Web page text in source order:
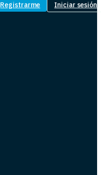
Registrarme Iniciar sesión